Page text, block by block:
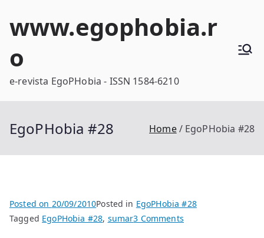
www.egophobia.r
o
e-revista EgoPHobia - ISSN 1584-6210
EgoPHobia #28 Home EgoPHobia #28
Posted on 20/09/2010Posted in EgoPHobia #28
Tagged EgoPHobia #28, sumar3 Commentson